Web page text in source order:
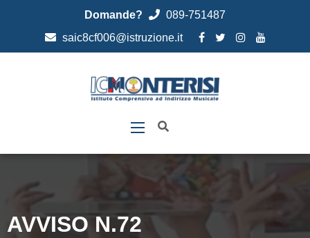
Domande?
089-751487
saic8cf006@istruzione.it
AVVISO N.72